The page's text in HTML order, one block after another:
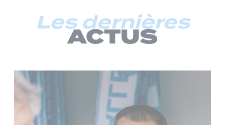
Les dernières
ACTUS